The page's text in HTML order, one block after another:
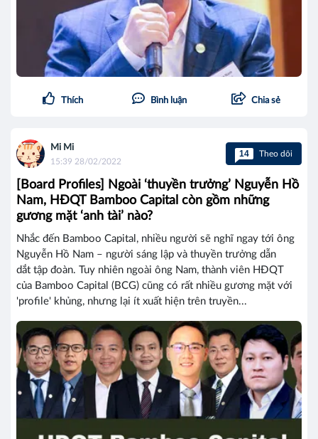
Thích Bình luận Chia sẻ
Mi Mi
15:39 28/02/2022
14 Theo dõi
[Board Profiles] Ngoài ‘thuyền trưởng’ Nguyễn Hồ
Nam, HĐQT Bamboo Capital còn gồm những
gương mặt ‘anh tài’ nào?
Nhắc đến Bamboo Capital, nhiều người sẽ nghĩ ngay tới ông
Nguyễn Hồ Nam – người sáng lập và thuyền trưởng dẫn
dắt tập đoàn. Tuy nhiên ngoài ông Nam, thành viên HĐQT
của Bamboo Capital (BCG) cũng có rất nhiều gương mặt với
'profile' khủng, nhưng lại ít xuất hiện trên truyền...